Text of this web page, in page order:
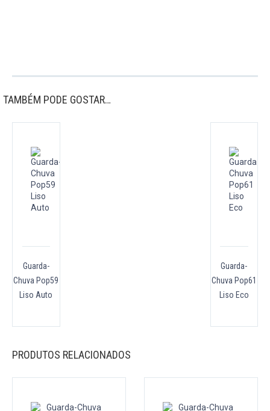
TAMBÉM PODE GOSTAR…
Guarda-
Chuva Pop59
Liso Auto
Guarda-
Chuva Pop61
Liso Eco
PRODUTOS RELACIONADOS